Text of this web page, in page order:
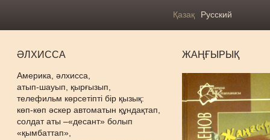
Қазақ Русский
ӘЛХИССА
Америка, әлхисса,
атып-шауып, қырғызып,
телефильм көрсетіпті бір қызық:
көп-көп әскер автоматын құндақтап,
солдат аты –«десант» болып
«қымбаттап»,
ЖАҢҒЫРЫҚ